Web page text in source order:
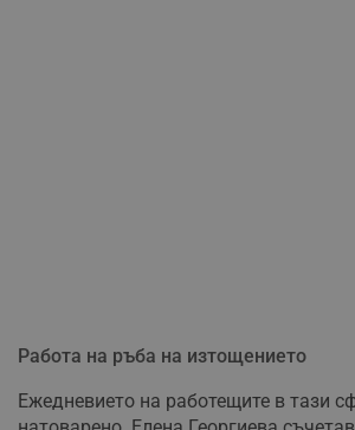
Работа на ръба на изтощението
Ежедневието на работещите в тази